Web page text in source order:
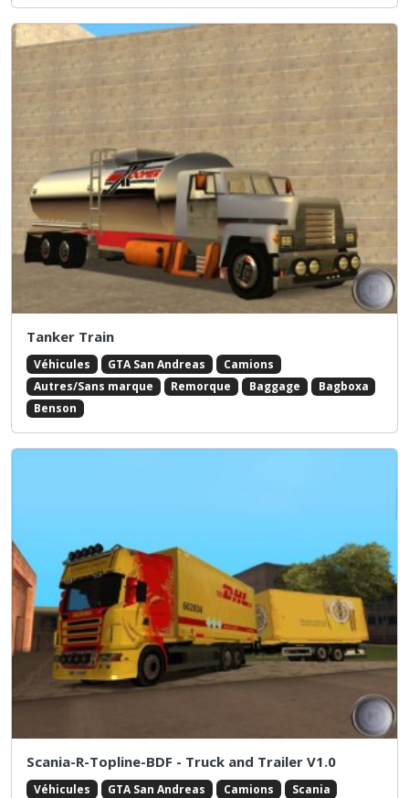
Tanker Train
Véhicules GTA San Andreas
Camions
Autres/Sans marque
Remorque Baggage
Bagboxa
Benson
Scania-R-Topline-BDF - Truck and Trailer V1.0
Véhicules GTA San Andreas Camions
Scania